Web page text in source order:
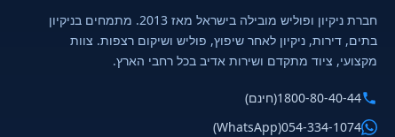
חברת ניקיון ופוליש מובילה בישראל מאז 2013. מתמחים בניקיון
בתים, דירות, ניקיון לאחר שיפוץ, פוליש ושיקום רצפות. צוות
מקצועי, ציוד מתקדם ושירות אדיב בכל רחבי הארץ.
1800-80-40-44(חינם)
054-334-1074
(WhatsApp)